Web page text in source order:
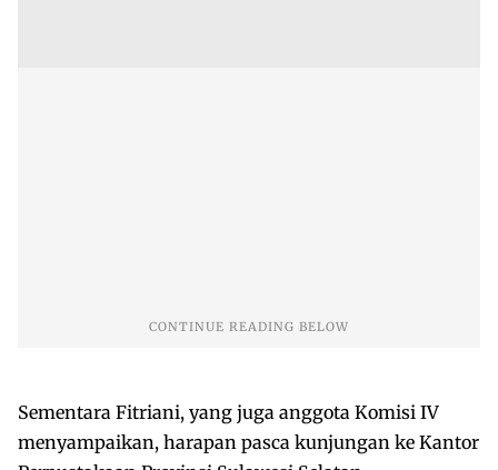
Sementara Fitriani, yang juga anggota Komisi IV
menyampaikan, harapan pasca kunjungan ke Kantor